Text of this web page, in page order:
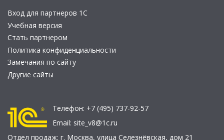
Вход для партнеров 1С
Учебная версия
Стать партнером
Политика конфиденциальности
Замечания по сайту
Другие сайты
Телефон: +7 (495) 737-92-57
Email: site_v8@1c.ru
Отдел продаж: г. Москва, улица Селезнёвская, дом 21